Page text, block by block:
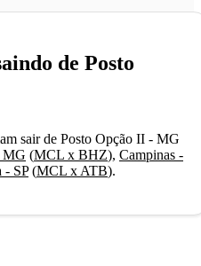
de Posto
sair de Posto Opção II - MG
MG (MCL x BHZ), Campinas -
- SP(MCL x ATB).